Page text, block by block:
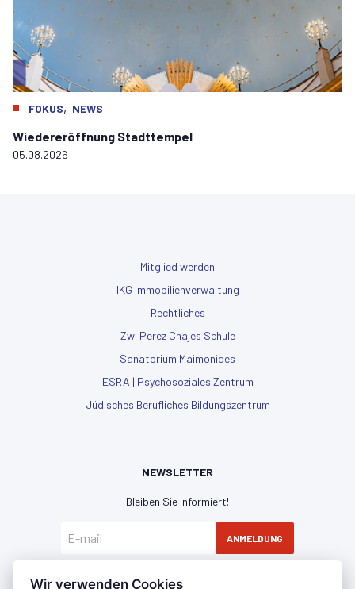
FOKUS, NEWS
Wiedereröffnung Stadttempel
05.08.2026
Mitglied werden
IKG Immobilienverwaltung
Rechtliches
Zwi Perez Chajes Schule
Sanatorium Maimonides
ESRA | Psychosoziales Zentrum
Jüdisches Berufliches Bildungszentrum
NEWSLETTER
Bleiben Sie informiert!
ANMELDUNG
einverstanden
Wir verwenden Cookies